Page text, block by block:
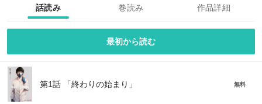
話読み
巻読み 作品詳細
最初から読む
第1話 「終わりの始まり」 無料